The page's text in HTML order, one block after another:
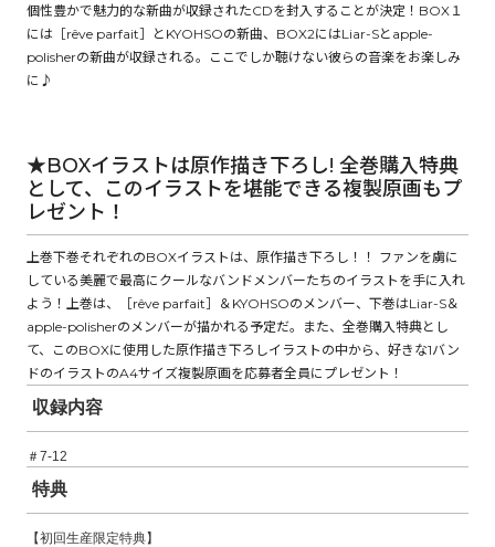
個性豊かで魅力的な新曲が収録されたCDを封入することが決定！BOX１
には［rêve parfait］とKYOHSOの新曲、BOX2にはLiar-Sとapple-
polisherの新曲が収録される。ここでしか聴けない彼らの音楽をお楽しみ
に♪
★BOXイラストは原作描き下ろし! 全巻購入特典
として、このイラストを堪能できる複製原画もプ
レゼント！
上巻下巻それぞれのBOXイラストは、原作描き下ろし！！ ファンを虜に
している美麗で最高にクールなバンドメンバーたちのイラストを手に入れ
よう！上巻は、［rêve parfait］＆KYOHSOのメンバー、下巻はLiar-S＆
apple-polisherのメンバーが描かれる予定だ。また、全巻購入特典とし
て、このBOXに使用した原作描き下ろしイラストの中から、好きな1バン
ドのイラストのA4サイズ複製原画を応募者全員にプレゼント！
収録内容
＃7-12
特典
【初回生産限定特典】